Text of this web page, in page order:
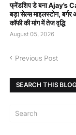
फ्रेंडशिप डे बना Ajay’s
बड़ा सेल्स माइलस्टोन, बर्गर
कॉफी की मांग में तेज वृद्धि
August 05, 2026
Previous Post
SEARCH THIS BLOG